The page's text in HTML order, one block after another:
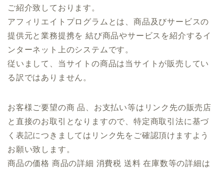
ご紹介致しております。
アフィリエイトプログラムとは、商品及びサービスの
提供元と業務提携を 結び商品やサービスを紹介するイ
ンターネット上のシステムです。
従いまして、当サイトの商品は当サイトが販売してい
る訳ではありません。
お客様ご要望の商 品、お支払い等はリンク先の販売店
と直接のお取引となりますので、特定商取引法に基づ
く表記につきましてはリンク先をご確認頂けますよう
お願い致します。
商品の価格 商品の詳細 消費税 送料 在庫数等の詳細は